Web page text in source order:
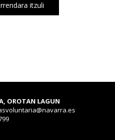
itzuli
OROTAN LAGUN